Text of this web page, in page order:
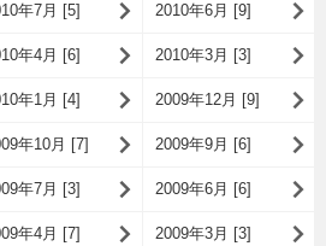
年7月 [5] 2010年6月 [9]
年4月 [6] 2010年3月 [3]
年1月 [4] 2009年12月 [9]
年10月 [7] 2009年9月 [6]
年7月 [3] 2009年6月 [6]
年4月 [7] 2009年3月 [3]